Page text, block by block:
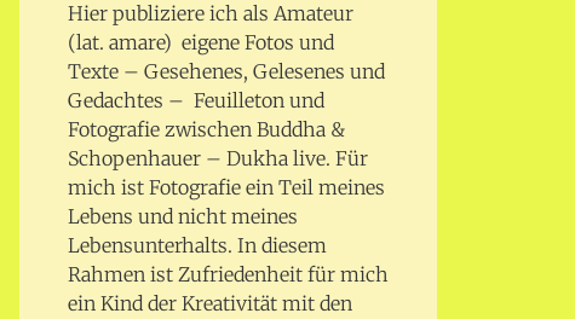
Hier publiziere ich als Amateur
(lat. amare) eigene Fotos und
Texte – Gesehenes, Gelesenes und
Gedachtes – Feuilleton und
Fotografie zwischen Buddha &
Schopenhauer – Dukha live. Für
mich ist Fotografie ein Teil meines
Lebens und nicht meines
Lebensunterhalts. In diesem
Rahmen ist Zufriedenheit für mich
ein Kind der Kreativität mit den